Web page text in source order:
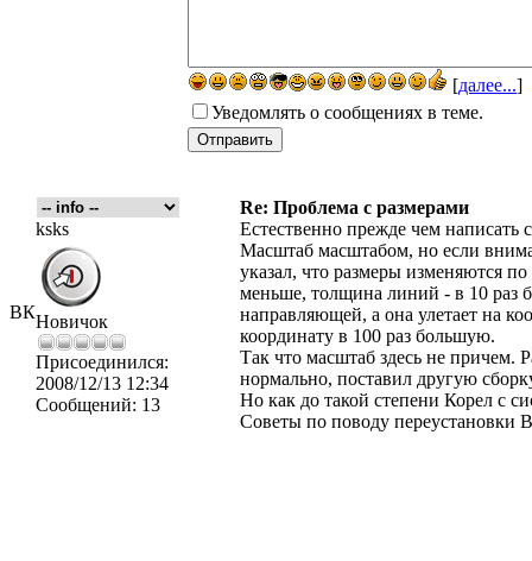
ВК
Re: Проблема с размерами
ksks
Новичок
Присоединился:
2008/12/13 12:34
Сообщений: 13
Естественно прежде чем написать
Масштаб масштабом, но если
указал, что размеры изменяются
меньше, толщина линий - в 10 раз
направляющей, а она улетает на
координату в 100 раз большую.
Так что масштаб здесь не причем.
нормально, поставил другую
Но как до такой степени Корел с
Советы по поводу переустановки
[далее...]
Уведомлять о сообщениях в теме.